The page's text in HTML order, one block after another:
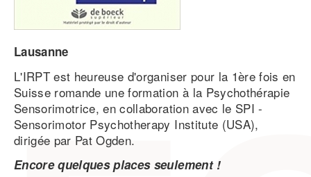
Lausanne
L'IRPT est heureuse d'organiser pour la 1ère fois en
Suisse romande une formation à la Psychothérapie
Sensorimotrice, en collaboration avec le SPI -
Sensorimotor Psychotherapy Institute (USA),
dirigée par Pat Ogden.
Encore quelques places seulement !